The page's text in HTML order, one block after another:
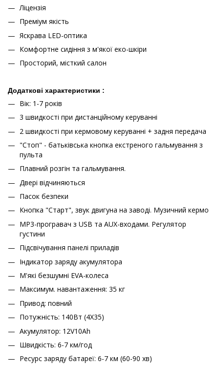
Ліцензія
Преміум якість
Яскрава LED-оптика
Комфортне сидіння з м'якої еко-шкіри
Просторий, місткий салон
Додаткові характеристики :
Вік: 1-7 років
3 швидкості при дистанційному керуванні
2 швидкості при кермовому керуванні + задня передача
"Стоп" - батьківська кнопка екстреного гальмування з
пульта
Плавний розгін та гальмування.
Двері відчиняються
Пасок безпеки
Кнопка "Старт", звук двигуна на заводі. Музичний кермо
МР3-програвач з USB та AUX-входами. Регулятор
густини
Підсвічування панелі приладів
Індикатор заряду акумулятора
М'які безшумні EVA-колеса
Максимум. навантаження: 35 кг
Привод: повний
Потужність: 140Вт (4Х35)
Акумулятор: 12V10Ah
Швидкість: 6-7 км/год
Ресурс заряду батареї: 6-7 км (60-90 хв)